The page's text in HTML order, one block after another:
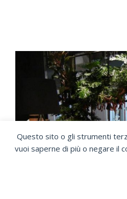
Questo sito o gli strumenti
vuoi saperne di più o negare il
Precedente